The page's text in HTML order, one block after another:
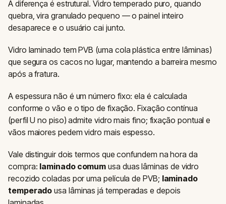
A diferença é estrutural. Vidro temperado puro, quando
quebra, vira granulado pequeno — o painel inteiro
desaparece e o usuário cai junto.
Vidro laminado tem PVB (uma cola plástica entre lâminas)
que segura os cacos no lugar, mantendo a barreira mesmo
após a fratura.
A espessura não é um número fixo: ela é calculada
conforme o vão e o tipo de fixação. Fixação contínua
(perfil U no piso) admite vidro mais fino; fixação pontual e
vãos maiores pedem vidro mais espesso.
Vale distinguir dois termos que confundem na hora da
compra: laminado comum usa duas lâminas de vidro
recozido coladas por uma película de PVB; laminado
temperado usa lâminas já temperadas e depois